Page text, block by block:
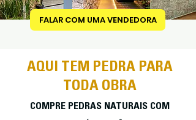
FALAR COM UMA VENDEDORA
AQUI TEM PEDRA PARA
TODA OBRA
COMPRE PEDRAS NATURAIS COM